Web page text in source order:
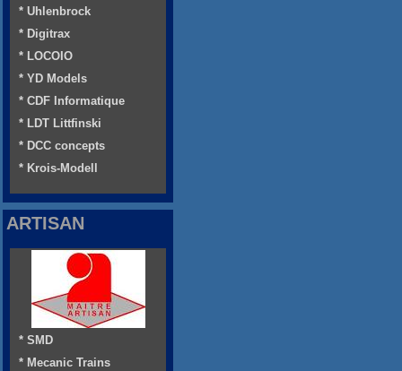
* Uhlenbrock
* Digitrax
* LOCOIO
* YD Models
* CDF Informatique
* LDT Littfinski
* DCC concepts
* Krois-Modell
ARTISAN
* SMD
* Mecanic Trains